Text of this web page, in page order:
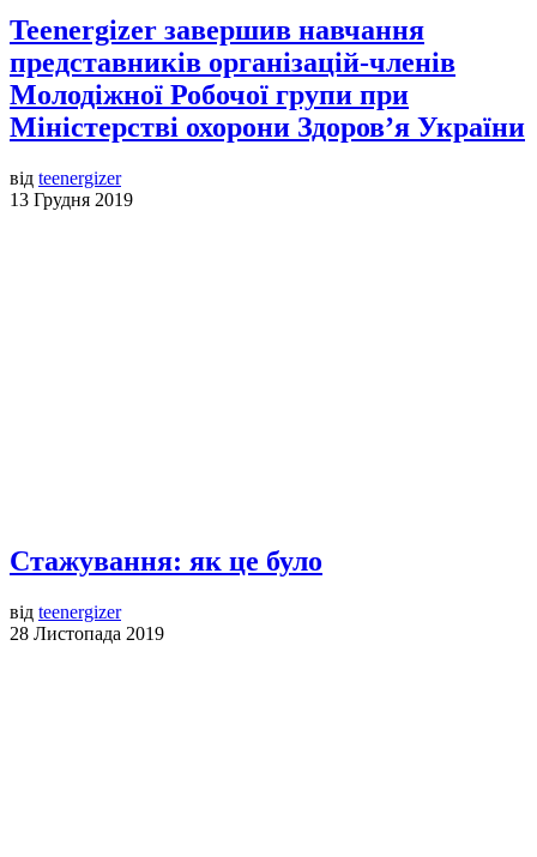
Teenergizer завершив навчання
представників організацій-членів
Молодіжної Робочої групи при
Міністерстві охорони Здоров’я України
від teenergizer
13 Грудня 2019
Стажування: як це було
від teenergizer
28 Листопада 2019